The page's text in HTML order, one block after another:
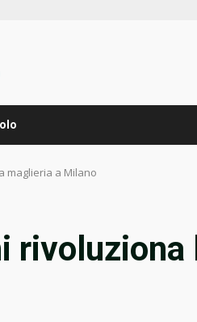
maglieria a Milano
rivoluziona